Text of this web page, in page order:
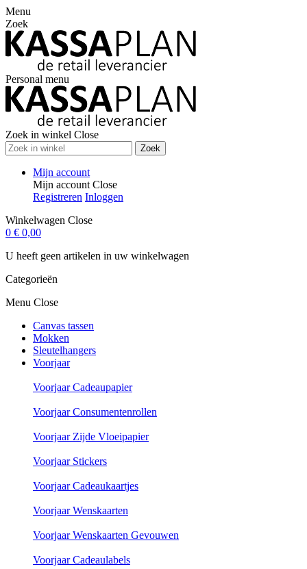
Menu
Zoek
Personal menu
Zoek in winkel Close
Zoek
Mijn account
Mijn account Close
Registreren Inloggen
Winkelwagen Close
0 € 0,00
U heeft geen artikelen in uw winkelwagen
Categorieën
Menu Close
Canvas tassen
Mokken
Sleutelhangers
Voorjaar
Voorjaar Cadeaupapier
Voorjaar Consumentenrollen
Voorjaar Zijde Vloeipapier
Voorjaar Stickers
Voorjaar Cadeaukaartjes
Voorjaar Wenskaarten
Voorjaar Wenskaarten Gevouwen
Voorjaar Cadeaulabels